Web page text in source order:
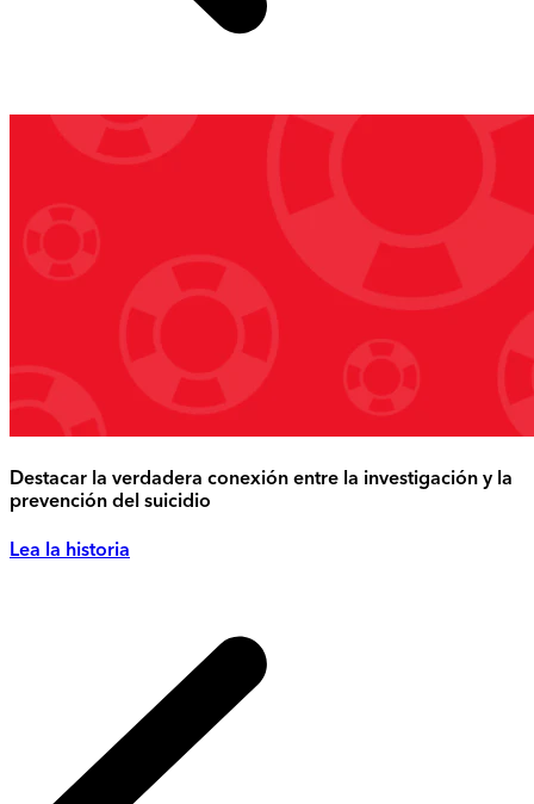
Destacar la verdadera conexión entre la investigación y la
prevención del suicidio
Lea la historia